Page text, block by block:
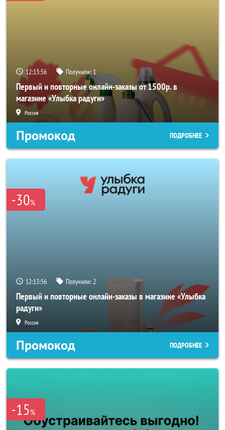
12:13:53 Получили:1
Первый и повторные онлайн-заказы от 1500р. в
магазине «Улыбка радуги»
Россия
Промокод ПОДРОБНЕЕ
-30%
12:13:53 Получили:2
Первый и повторные онлайн-заказы в магазине «Улыбка
радуги»
Россия
Промокод ПОДРОБНЕЕ
-15%